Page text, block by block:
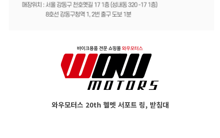
와우모터스 20th 헬멧 서포트 링, 받침대